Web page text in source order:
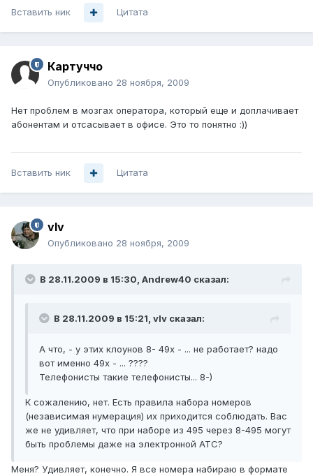
Вставить ник Цитата
Картуччо
Опубликовано 28 ноября, 2009
Нет проблем в мозгах оператора, который еще и доплачивает
абонентам и отсасывает в офисе. Это то понятно :))
Вставить ник Цитата
vIv
Опубликовано 28 ноября, 2009
В 28.11.2009 в 15:30, Andrew40 сказал:
В 28.11.2009 в 15:21, vIv сказал:
А что, - у этих клоунов 8- 49х - ... не работает? надо
вот именно 49х - ... ????
Телефонисты такие телефонисты... 8-)
К сожалению, нет. Есть правила набора номеров
(независимая нумерация) их приходится соблюдать. Вас
же не удивляет, что при наборе из 495 через 8-495 могут
быть проблемы даже на электронной АТС?
Меня? Удивляет, конечно. Я все номера набираю в формате